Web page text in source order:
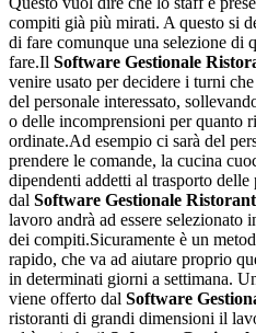
compiti già più mirati. A questo si
di fare comunque una selezione di
fare.Il Software Gestionale
venire usato per decidere i turni
del personale interessato,
o delle incomprensioni per quanto
ordinate.Ad esempio ci sarà del
prendere le comande, la cucina
dipendenti addetti al trasporto
dal Software Gestionale
lavoro andrà ad essere selezionato
dei compiti.Sicuramente è un
rapido, che va ad aiutare proprio
in determinati giorni a settimana.
viene offerto dal Software
ristoranti di grandi dimensioni il